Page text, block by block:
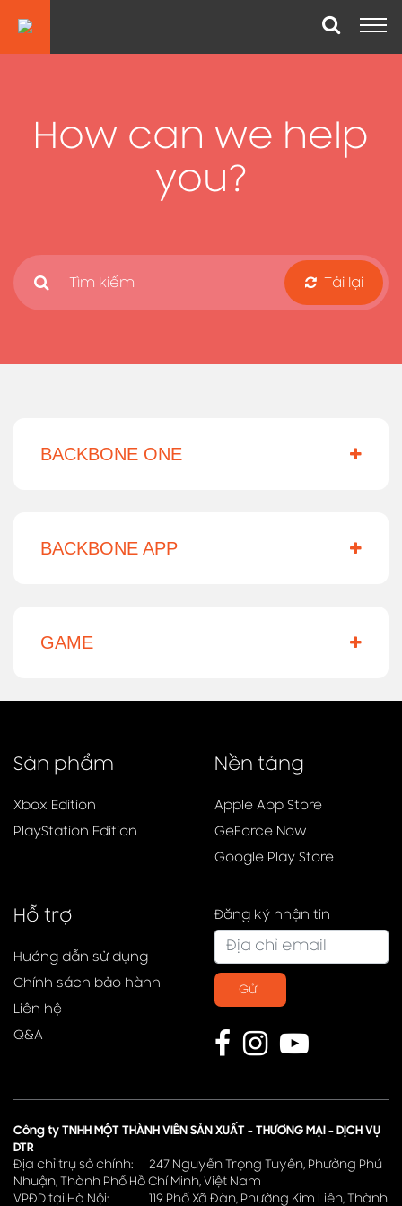
How can we help
you?
Tải lại
BACKBONE ONE
BACKBONE APP
GAME
Sản phẩm
Xbox Edition
PlayStation Edition
Nền tảng
Apple App Store
GeForce Now
Google Play Store
Hỗ trợ
Hướng dẫn sử dụng
Chính sách bảo hành
Liên hệ
Q&A
Đăng ký nhận tin
Gửi
Công ty TNHH MỘT THÀNH VIÊN SẢN XUẤT - THƯƠNG MẠI - DỊCH VỤ
DTR
Địa chỉ trụ sở chính: 247 Nguyễn Trọng Tuyển, Phường Phú
Nhuận, Thành Phố Hồ Chí Minh, Việt Nam
VPĐD tại Hà Nội: 119 Phố Xã Đàn, Phường Kim Liên, Thành